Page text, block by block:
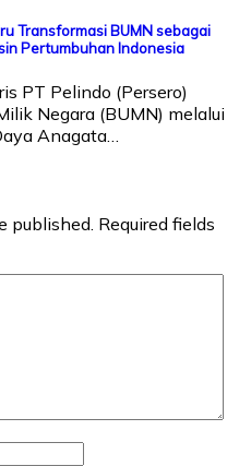
Transformasi BUMN sebagai
Pertumbuhan Indonesia
PT Pelindo (Persero)
Negara (BUMN) melalui
Anagata…
published. Required fields